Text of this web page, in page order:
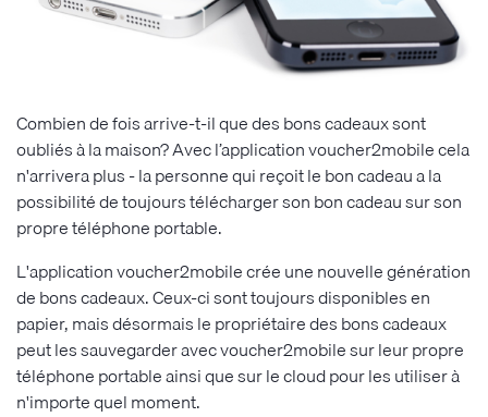
Combien de fois arrive-t-il que des bons cadeaux sont
oubliés à la maison? Avec l’application voucher2mobile cela
n'arrivera plus - la personne qui reçoit le bon cadeau a la
possibilité de toujours télécharger son bon cadeau sur son
propre téléphone portable.
L'application voucher2mobile crée une nouvelle génération
de bons cadeaux. Ceux-ci sont toujours disponibles en
papier, mais désormais le propriétaire des bons cadeaux
peut les sauvegarder avec voucher2mobile sur leur propre
téléphone portable ainsi que sur le cloud pour les utiliser à
n'importe quel moment.